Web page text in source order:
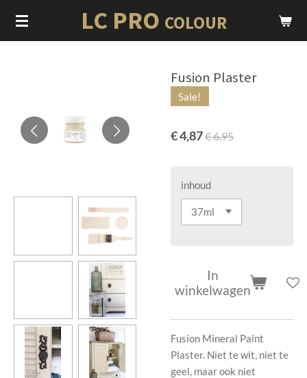
Ga
direct
LC PRO COLOUR
Fusion Plaster
Sale!
€ 4,87€ 6,95
inhoud
In
winkelwagen
Fusion Mineral Paint
Plaster. Niet te wit, niet te
geel, maar ook niet